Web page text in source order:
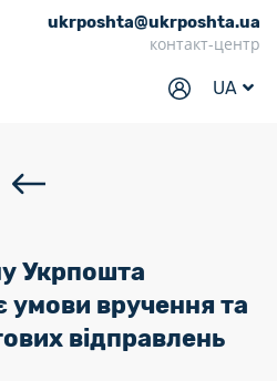
ukrposhta@ukrposhta.ua
контакт-центр
UA
Укрпошта
умови вручення та
відправлень